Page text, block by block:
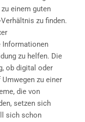
einem guten
zu finden.
Informationen
zu helfen. Die
ob digital oder
zu einer
die von
setzen sich
sich schon